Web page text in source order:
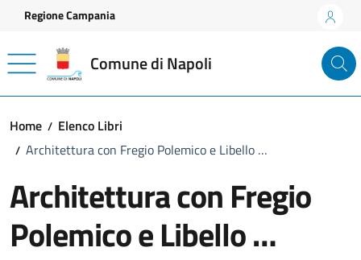
Vai ai contenuti
Vai al footer
Regione Campania
Comune di Napoli
Home
Elenco Libri
Architettura con Fregio Polemico e Libello …
Architettura con Fregio
Polemico e Libello …